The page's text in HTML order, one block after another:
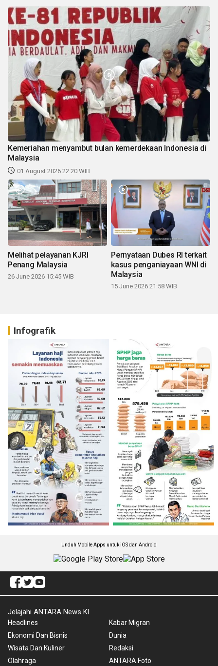
Kemeriahan menyambut bulan kemerdekaan Indonesia di
Malaysia
01 August 2026 22:20 WIB
Melihat pelayanan KJRI
Penang Malaysia
26 June 2026 15:45 WIB
Pernyataan Dubes RI terkait
kasus penganiayaan WNI di
Malaysia
15 June 2026 21:58 WIB
Infografik
Unduh Mobile Apps untuk iOS dan Android
Jelajahi ANTARA News Kl
Headlines
Ekonomi Dan Bisnis
Wisata Dan Kuliner
Olahraga
Kabar Migran
Dunia
Redaksi
ANTARA Foto